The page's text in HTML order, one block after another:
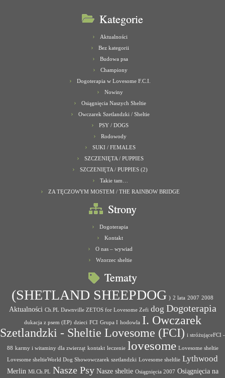
Kategorie
Aktualności
Bez kategorii
Budowa psa
Championy
Dogoterapia w Lovesome F.C.I.
Nowiny
Osiągnięcia Naszych Sheltie
Owczarek Szetlandzki / Sheltie
PSY / DOGS
Rodowody
SUKI / FEMALES
SZCZENIĘTA / PUPPIES
SZCZENIĘTA / PUPPIES (2)
Takie tam…
ZA TĘCZOWYM MOSTEM / THE RAINBOW BRIDGE
Strony
Dogoterapia
Kontakt
O nas – wywiad
Wzorzec sheltie
Tematy
(SHETLAND SHEEPDOG ) 2 lata 2007 2008
Aktualności Ch.PL Dawnville ZETOS for Lovesome Zefi dog Dogoterapia
dukacja z psem (EP) dzieci FCI Grupa I hodowla I. Owczarek
Szetlandzki - Sheltie Lovesome (FCI) i stróżująceFCI -
88 karmy i witaminy dla zwierząt kontakt leczenie lovesome Lovesome sheltie
Lovesome sheltieWorld Dog Showowczarek szetlandzki Lovesome sheltlie Lythwood
Merlin Mł.Ch.PL Nasze Psy Nasze sheltie Osiągnięcia 2007 Osiągnięcia na